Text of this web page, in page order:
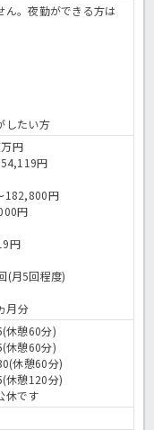
ん。夜勤ができる方は
したい方
円
円
182,800円
円
円
(月5回程度)
月分
休憩60分)
休憩60分)
休憩60分)
休憩120分)
休です